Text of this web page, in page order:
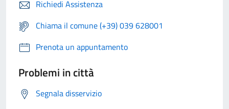
Richiedi Assistenza
Chiama il comune (+39) 039 628001
Prenota un appuntamento
Problemi in città
Segnala disservizio